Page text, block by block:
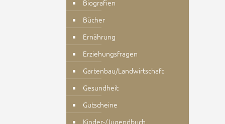
Biografien
Bücher
Ernährung
Erziehungsfragen
Gartenbau/Landwirtschaft
Gesundheit
Gutscheine
Kinder-/Jugendbuch